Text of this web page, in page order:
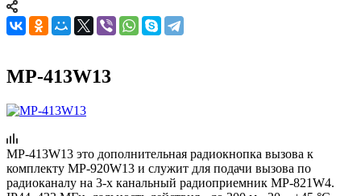
MP-413W13
MP-413W13 это дополнительная радиокнопка вызова к
комплекту MP-920W13 и служит для подачи вызова по
радиоканалу на 3-х канальный радиоприемник MP-821W4.